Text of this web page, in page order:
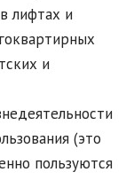
лифтах и
и
(это
пользуются